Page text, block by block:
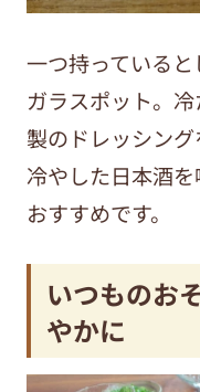
一つ持っている
ガラスポット。
製のドレッシン
冷やした日本酒
おすすめです。
いつものお
やかに